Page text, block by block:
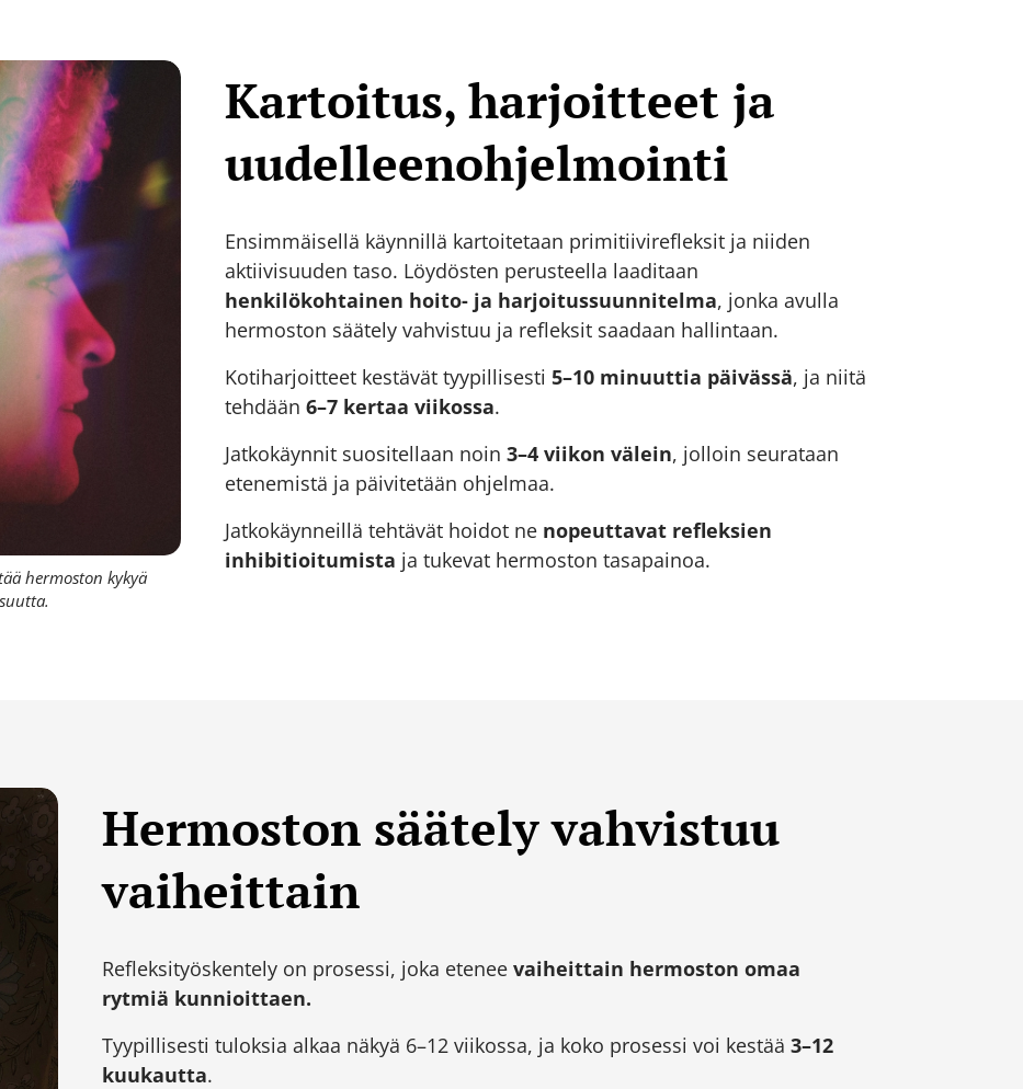
hermoston kykyä
Kartoitus, harjoitteet ja
uudelleenohjelmointi
Ensimmäisellä käynnillä kartoitetaan primitiivirefleksit ja niiden
aktiivisuuden taso. Löydösten perusteella laaditaan
henkilökohtainen hoito- ja harjoitussuunnitelma, jonka avulla
hermoston säätely vahvistuu ja refleksit saadaan hallintaan.
Kotiharjoitteet kestävät tyypillisesti 5–10 minuuttia päivässä, ja niitä
tehdään 6–7 kertaa viikossa.
Jatkokäynnit suositellaan noin 3–4 viikon välein, jolloin seurataan
etenemistä ja päivitetään ohjelmaa.
Jatkokäynneillä tehtävät hoidot ne nopeuttavat refleksien
inhibitioitumista ja tukevat hermoston tasapainoa.
Hermoston säätely vahvistuu
vaiheittain
Refleksityöskentely on prosessi, joka etenee vaiheittain hermoston omaa
rytmiä kunnioittaen.
Tyypillisesti tuloksia alkaa näkyä 6–12 viikossa, ja koko prosessi voi kestää 3–12
kuukautta.